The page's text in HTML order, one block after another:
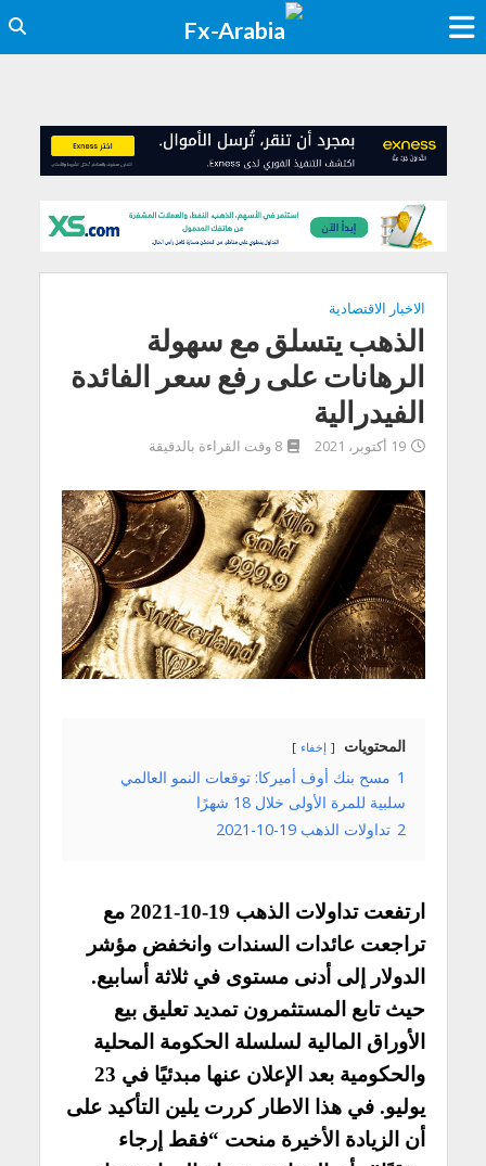
الاخبار الاقتصادية
الذهب يتسلق مع سهولة
الرهانات على رفع سعر الفائدة
الفيدرالية
19 أكتوبر، 2021 8 وقت القراءة بالدقيقة
المحتويات إخفاء
1 مسح بنك أوف أميركا: توقعات النمو العالمي
سلبية للمرة الأولى خلال 18 شهرًا
2 تداولات الذهب 19-10-2021
ارتفعت تداولات الذهب 19-10-2021 مع
تراجعت عائدات السندات وانخفض مؤشر
الدولار إلى أدنى مستوى في ثلاثة أسابيع.
حيث تابع المستثمرون تمديد تعليق بيع
الأوراق المالية لسلسلة الحكومة المحلية
والحكومية بعد الإعلان عنها مبدئيًا في 23
يوليو. في هذا الاطار كررت يلين التأكيد على
أن الزيادة الأخيرة منحت “فقط إرجاء